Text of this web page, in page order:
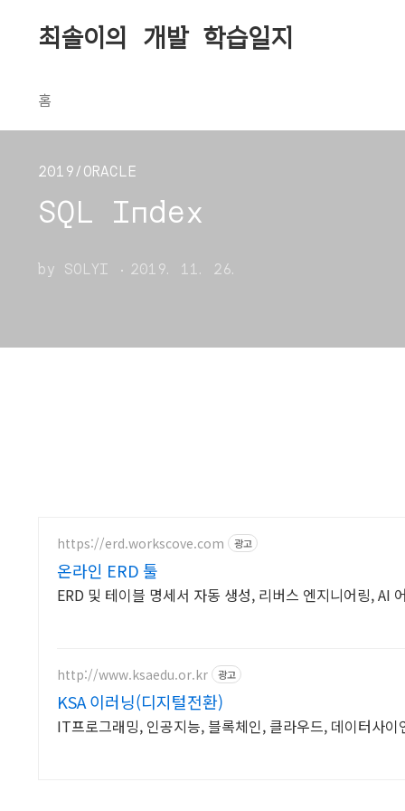
최솔이의 개발 학습일지
홈
2019/ORACLE
SQL Index
by SOLYI 2019. 11. 26.
https://erd.workscove.com 광고
온라인 ERD 툴
ERD 및 테이블 명세서 자동 생성, 리버스 엔지니어링, AI
http://www.ksaedu.or.kr 광고
KSA 이러닝(디지털전환)
IT프로그래밍, 인공지능, 블록체인, 클라우드, 데이터사